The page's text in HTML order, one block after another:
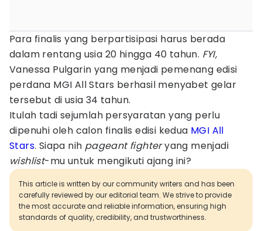
Para finalis yang berpartisipasi harus berada
dalam rentang usia 20 hingga 40 tahun. FYI,
Vanessa Pulgarin yang menjadi pemenang edisi
perdana MGI All Stars berhasil menyabet gelar
tersebut di usia 34 tahun.
Itulah tadi sejumlah persyaratan yang perlu
dipenuhi oleh calon finalis edisi kedua MGI All
Stars. Siapa nih pageant fighteryang menjadi
wishlist-mu untuk mengikuti ajang ini?
This article is written by our community writers and has been
carefully reviewed by our editorial team. We strive to provide
the most accurate and reliable information, ensuring high
standards of quality, credibility, and trustworthiness.